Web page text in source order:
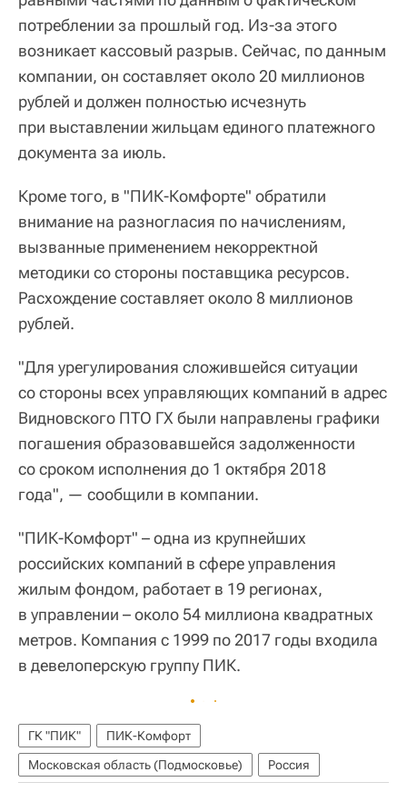
потреблении за прошлый год. Из-за этого
возникает кассовый разрыв. Сейчас, по данным
компании, он составляет около 20 миллионов
рублей и должен полностью исчезнуть
при выставлении жильцам единого платежного
документа за июль.
Кроме того, в "ПИК-Комфорте" обратили
внимание на разногласия по начислениям,
вызванные применением некорректной
методики со стороны поставщика ресурсов.
Расхождение составляет около 8 миллионов
рублей.
"Для урегулирования сложившейся ситуации
со стороны всех управляющих компаний в адрес
Видновского ПТО ГХ были направлены графики
погашения образовавшейся задолженности
со сроком исполнения до 1 октября 2018
года", — сообщили в компании.
"ПИК-Комфорт" – одна из крупнейших
российских компаний в сфере управления
жилым фондом, работает в 19 регионах,
в управлении – около 54 миллиона квадратных
метров. Компания с 1999 по 2017 годы входила
в девелоперскую группу ПИК.
ГК "ПИК"
ПИК-Комфорт
Московская область (Подмосковье)
Россия